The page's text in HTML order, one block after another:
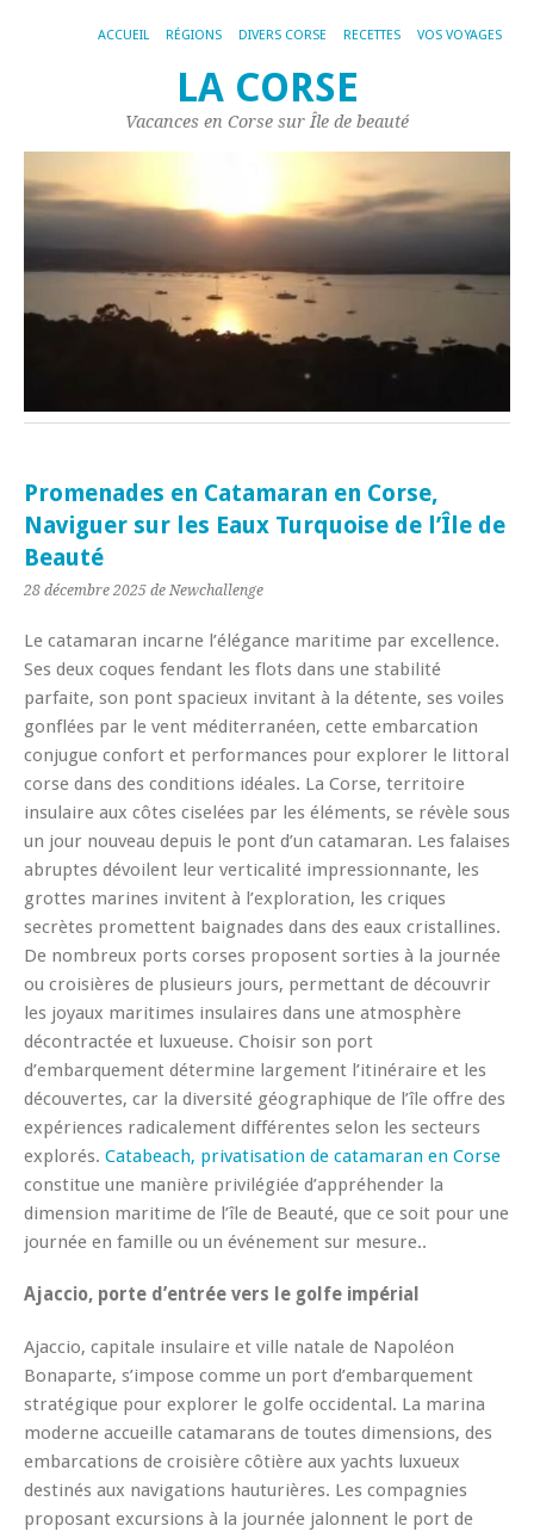
ACCUEIL RÉGIONS DIVERS CORSE RECETTES VOS VOYAGES
LA CORSE
Vacances en Corse sur Île de beauté
Promenades en Catamaran en Corse,
Naviguer sur les Eaux Turquoise de l’Île de
Beauté
28 décembre 2025 de Newchallenge
Le catamaran incarne l’élégance maritime par excellence.
Ses deux coques fendant les flots dans une stabilité
parfaite, son pont spacieux invitant à la détente, ses voiles
gonflées par le vent méditerranéen, cette embarcation
conjugue confort et performances pour explorer le littoral
corse dans des conditions idéales. La Corse, territoire
insulaire aux côtes ciselées par les éléments, se révèle sous
un jour nouveau depuis le pont d’un catamaran. Les falaises
abruptes dévoilent leur verticalité impressionnante, les
grottes marines invitent à l’exploration, les criques
secrètes promettent baignades dans des eaux cristallines.
De nombreux ports corses proposent sorties à la journée
ou croisières de plusieurs jours, permettant de découvrir
les joyaux maritimes insulaires dans une atmosphère
décontractée et luxueuse. Choisir son port
d’embarquement détermine largement l’itinéraire et les
découvertes, car la diversité géographique de l’île offre des
expériences radicalement différentes selon les secteurs
explorés. Catabeach, privatisation de catamaran en Corse
constitue une manière privilégiée d’appréhender la
dimension maritime de l’île de Beauté, que ce soit pour une
journée en famille ou un événement sur mesure..
Ajaccio, porte d’entrée vers le golfe impérial
Ajaccio, capitale insulaire et ville natale de Napoléon
Bonaparte, s’impose comme un port d’embarquement
stratégique pour explorer le golfe occidental. La marina
moderne accueille catamarans de toutes dimensions, des
embarcations de croisière côtière aux yachts luxueux
destinés aux navigations hauturières. Les compagnies
proposant excursions à la journée jalonnent le port de